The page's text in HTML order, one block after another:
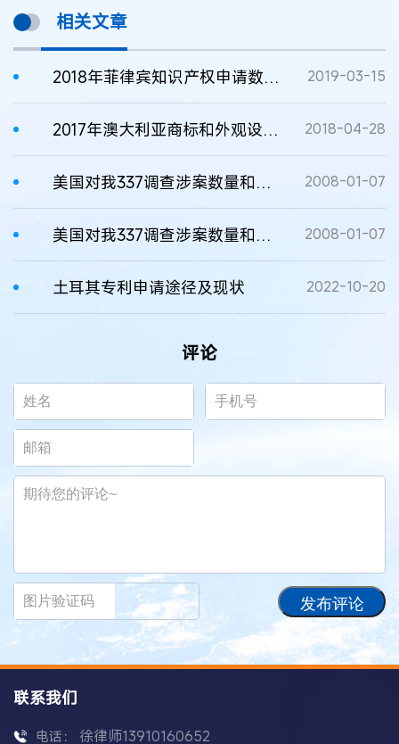
相关文章
2018年菲律宾知识产权申请数量增长15% 2019-03-15
2017年澳大利亚商标和外观设计申请大幅增长 2018-04-28
美国对我337调查涉案数量和涉案金额大幅增长 2008-01-07
美国对我337调查涉案数量和涉案金额大幅增长 2008-01-07
土耳其专利申请途径及现状 2022-10-20
评论
发布评论
联系我们
电话： 徐律师13910160652